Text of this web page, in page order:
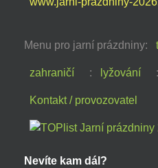
Menu pro jarní prázdniny:
zahraničí : lyžování :
Kontakt / provozovatel
Nevíte kam dál?